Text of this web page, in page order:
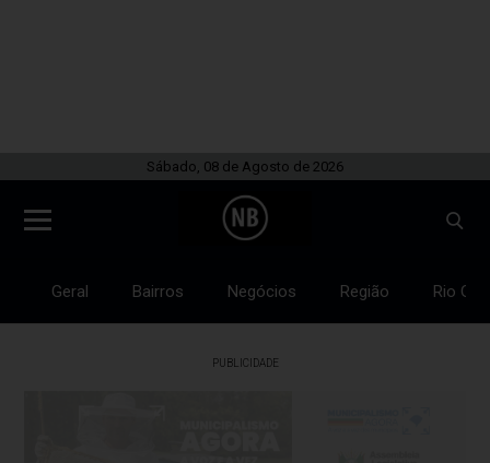
Sábado, 08 de Agosto de 2026
Geral Bairros Negócios Região Rio
PUBLICIDADE